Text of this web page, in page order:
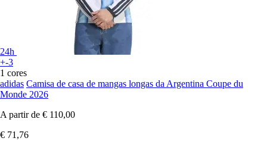
24h
+-3
1 cores
adidas Camisa de casa de mangas longas da Argentina Coupe du
Monde 2026
A partir de € 110,00
€ 71,76